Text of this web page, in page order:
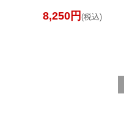
8,250円 (税込)